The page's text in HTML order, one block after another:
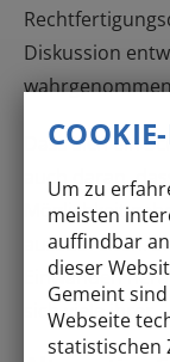
Diskussion
Dass sich ein
auch daran,
Möglichkeit
auszubreiten.
Einwänden
sich viele ihrer
Um zu
meisten
auffindbar
dieser
Gemeint
Webseite
statistischen